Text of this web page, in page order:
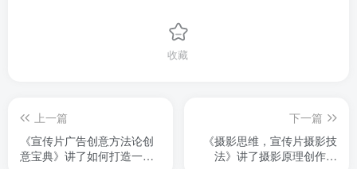
收藏
上一篇
《宣传片广告创意方法论创
意宝典》讲了如何打造一个
下一篇
《摄影思维，宣传片摄影技
法》讲了摄影原理创作方